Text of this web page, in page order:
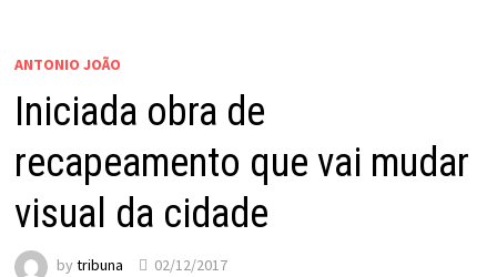
ANTONIO JOÃO
Iniciada obra de
recapeamento que vai mudar
visual da cidade
by tribuna 02/12/2017